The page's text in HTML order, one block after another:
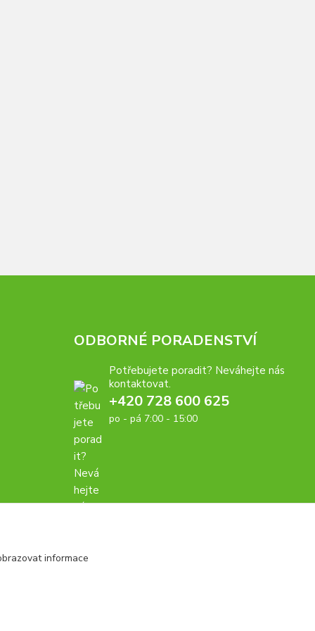
ODBORNÉ PORADENSTVÍ
Potřebujete poradit? Neváhejte nás
kontaktovat.
+420 728 600 625
po - pá 7:00 - 15:00
informace